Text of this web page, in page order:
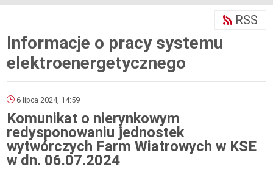
Informacje o pracy systemu
elektroenergetycznego
RSS
6 lipca 2024, 14:59
Komunikat o nierynkowym
redysponowaniu jednostek
wytwórczych Farm Wiatrowych w KSE
w dn. 06.07.2024